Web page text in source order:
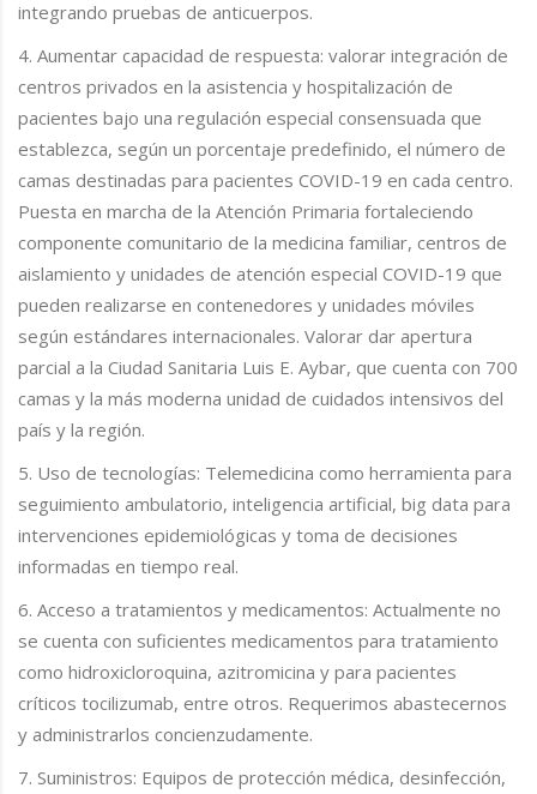
integrando pruebas de anticuerpos.
4. Aumentar capacidad de respuesta: valorar integración de
centros privados en la asistencia y hospitalización de
pacientes bajo una regulación especial consensuada que
establezca, según un porcentaje predefinido, el número de
camas destinadas para pacientes COVID-19 en cada centro.
Puesta en marcha de la Atención Primaria fortaleciendo
componente comunitario de la medicina familiar, centros de
aislamiento y unidades de atención especial COVID-19 que
pueden realizarse en contenedores y unidades móviles
según estándares internacionales. Valorar dar apertura
parcial a la Ciudad Sanitaria Luis E. Aybar, que cuenta con 700
camas y la más moderna unidad de cuidados intensivos del
país y la región.
5. Uso de tecnologías: Telemedicina como herramienta para
seguimiento ambulatorio, inteligencia artificial, big data para
intervenciones epidemiológicas y toma de decisiones
informadas en tiempo real.
6. Acceso a tratamientos y medicamentos: Actualmente no
se cuenta con suficientes medicamentos para tratamiento
como hidroxicloroquina, azitromicina y para pacientes
críticos tocilizumab, entre otros. Requerimos abastecernos
y administrarlos concienzudamente.
7. Suministros: Equipos de protección médica, desinfección,